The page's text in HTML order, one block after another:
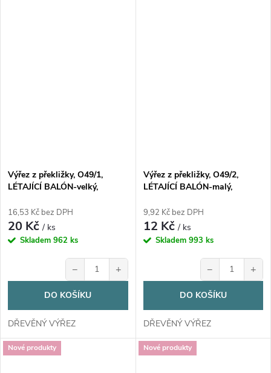
Výřez z překližky, O49/1,
LÉTAJÍCÍ BALÓN-velký,
16,53 Kč bez DPH
20 Kč/ ks
Skladem 962 ks
− +
DO KOŠÍKU
DŘEVĚNÝ VÝŘEZ
Výřez z překližky, O49/2,
LÉTAJÍCÍ BALÓN-malý,
9,92 Kč bez DPH
12 Kč/ ks
Skladem 993 ks
− +
DO KOŠÍKU
DŘEVĚNÝ VÝŘEZ
Nové produkty Nové produkty